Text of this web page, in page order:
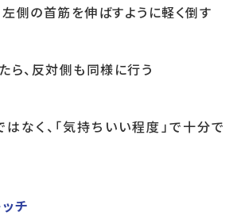
側の首筋を伸ばすように軽く倒す
ら、反対側も同様に行う
なく、「気持ちいい程度」で十分で
チ